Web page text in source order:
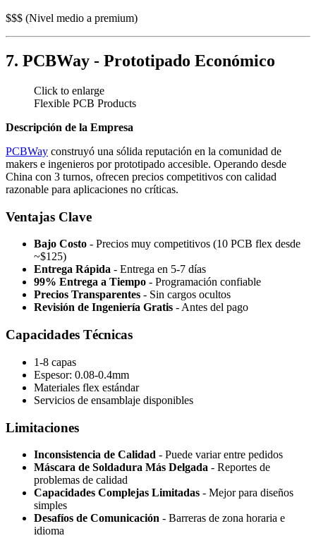
$$$ (Nivel medio a premium)
7. PCBWay - Prototipado Económico
Click to enlarge
Flexible PCB Products
Descripción de la Empresa
PCBWay construyó una sólida reputación en la comunidad de
makers e ingenieros por prototipado accesible. Operando desde
China con 3 turnos, ofrecen precios competitivos con calidad
razonable para aplicaciones no críticas.
Ventajas Clave
Bajo Costo - Precios muy competitivos (10 PCB flex desde
~$125)
Entrega Rápida - Entrega en 5-7 días
99% Entrega a Tiempo - Programación confiable
Precios Transparentes - Sin cargos ocultos
Revisión de Ingeniería Gratis - Antes del pago
Capacidades Técnicas
1-8 capas
Espesor: 0.08-0.4mm
Materiales flex estándar
Servicios de ensamblaje disponibles
Limitaciones
Inconsistencia de Calidad - Puede variar entre pedidos
Máscara de Soldadura Más Delgada - Reportes de
problemas de calidad
Capacidades Complejas Limitadas - Mejor para diseños
simples
Desafíos de Comunicación - Barreras de zona horaria e
idioma